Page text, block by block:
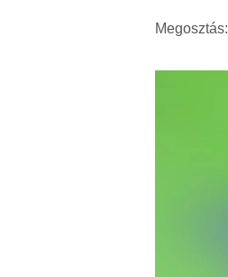
Megosztás: